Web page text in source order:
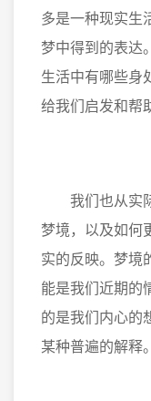
多是一种现实生
梦中得到的表达
生活中有哪些身
给我们启发和帮
我们也从实际
梦境，以及如何
实的反映。梦境
能是我们近期的
的是我们内心的
某种普遍的解释。